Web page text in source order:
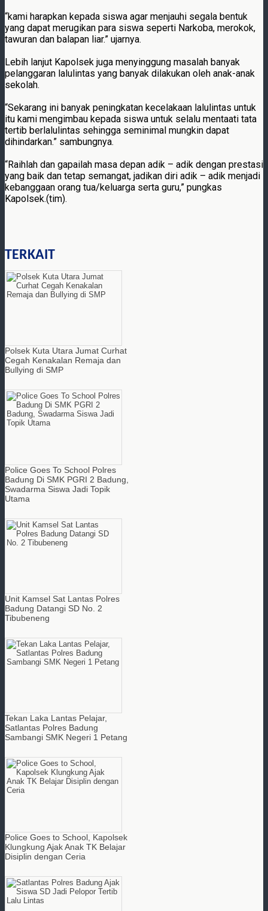
“kami harapkan kepada siswa agar menjauhi segala bentuk
yang dapat merugikan para siswa seperti Narkoba, merokok,
tawuran dan balapan liar.” ujarnya.
Lebih lanjut Kapolsek juga menyinggung masalah banyak
pelanggaran lalulintas yang banyak dilakukan oleh anak-anak
sekolah.
“Sekarang ini banyak peningkatan kecelakaan lalulintas untuk
itu kami mengimbau kepada siswa untuk selalu mentaati tata
tertib berlalulintas sehingga seminimal mungkin dapat
dihindarkan.” sambungnya.
“Raihlah dan gapailah masa depan adik – adik dengan prestasi
yang baik dan tetap semangat, jadikan diri adik – adik menjadi
kebanggaan orang tua/keluarga serta guru,” pungkas
Kapolsek.(tim).
TERKAIT
Polsek Kuta Utara Jumat Curhat
Cegah Kenakalan Remaja dan
Bullying di SMP
Police Goes To School Polres
Badung Di SMK PGRI 2 Badung,
Swadarma Siswa Jadi Topik
Utama
Unit Kamsel Sat Lantas Polres
Badung Datangi SD No. 2
Tibubeneng
Tekan Laka Lantas Pelajar,
Satlantas Polres Badung
Sambangi SMK Negeri 1 Petang
Police Goes to School, Kapolsek
Klungkung Ajak Anak TK Belajar
Disiplin dengan Ceria